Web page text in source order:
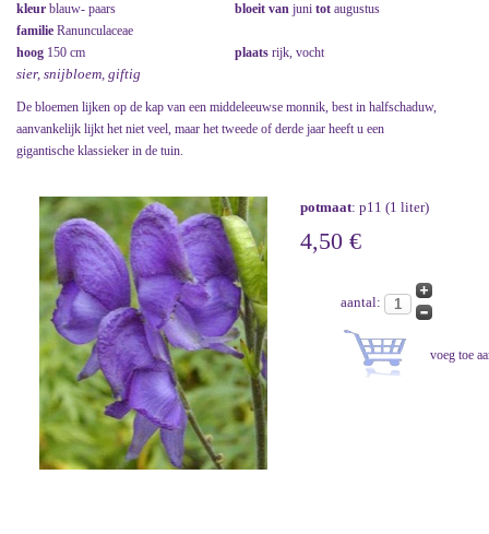
kleur blauw- paars bloeit van juni tot augustus
familie Ranunculaceae
hoog 150 cm plaats rijk, vocht
sier, snijbloem, giftig
De bloemen lijken op de kap van een middeleeuwse monnik, best in halfschaduw,
aanvankelijk lijkt het niet veel, maar het tweede of derde jaar heeft u een
gigantische klassieker in de tuin.
potmaat: p11 (1 liter)
4,50 €
aantal: